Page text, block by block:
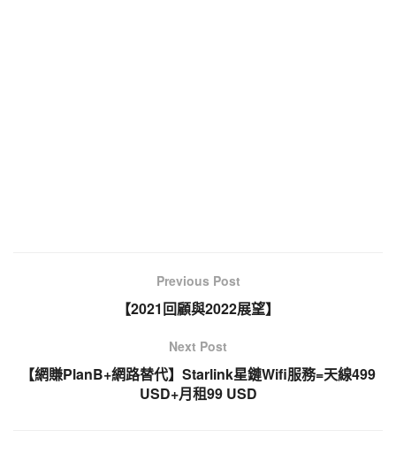
Previous Post
【2021回顧與2022展望】
Next Post
【網賺PlanB+網路替代】Starlink星鏈Wifi服務=天線499
USD+月租99 USD